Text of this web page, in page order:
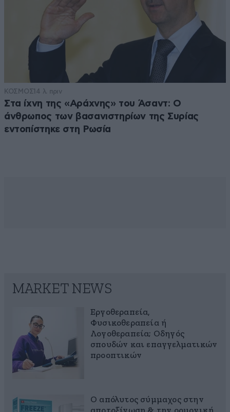
ΚΟΣΜΟΣ14 λ. πριν
Στα ίχνη της «Αράχνης» του Άσαντ: Ο
άνθρωπος των βασανιστηρίων της Συρίας
εντοπίστηκε στη Ρωσία
MARKET NEWS
Εργοθεραπεία,
Φυσικοθεραπεία ή
Λογοθεραπεία; Οδηγός
σπουδών και επαγγελματικών
προοπτικών
Ο απόλυτος σύμμαχος στην